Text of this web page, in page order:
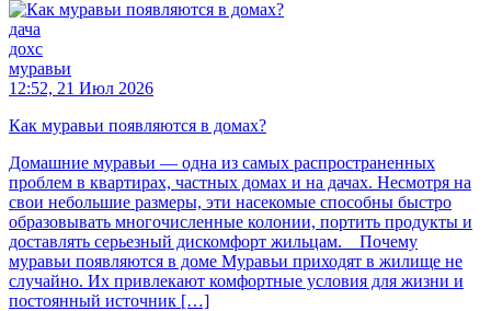
дача
дохс
муравьи
12:52, 21 Июл 2026
Как муравьи появляются в домах?
Домашние муравьи — одна из самых распространенных
проблем в квартирах, частных домах и на дачах. Несмотря на
свои небольшие размеры, эти насекомые способны быстро
образовывать многочисленные колонии, портить продукты и
доставлять серьезный дискомфорт жильцам. Почему
муравьи появляются в доме Муравьи приходят в жилище не
случайно. Их привлекают комфортные условия для жизни и
постоянный источник […]